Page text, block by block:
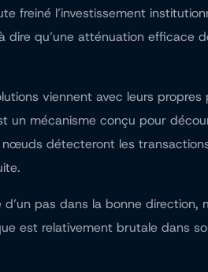
freiné l’investissement
dire qu’une atténuation efficace
viennent avec leurs
un mécanisme conçu pour
nœuds détecteront les
d’un pas dans la bonne
est relativement brutale dans